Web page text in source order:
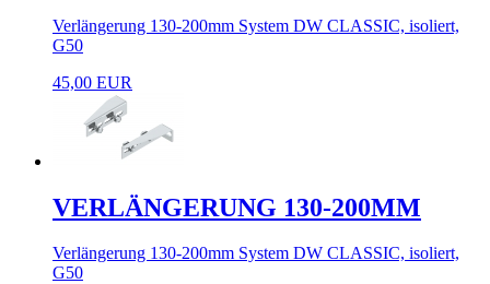
Verlängerung 130-200mm System DW CLASSIC, isoliert,
G50
45,00 EUR
VERLÄNGERUNG 130-200MM
Verlängerung 130-200mm System DW CLASSIC, isoliert,
G50